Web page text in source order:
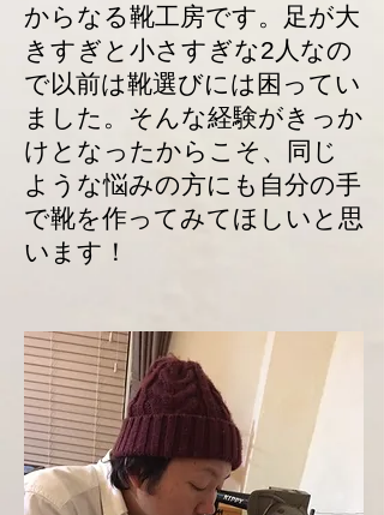
からなる靴工房です。足が大
きすぎと小さすぎな2人なの
で以前は靴選びには困ってい
ました。そんな経験がきっか
けとなったからこそ、同じ
ような悩みの方にも自分の手
で靴を作ってみてほしいと思
います！